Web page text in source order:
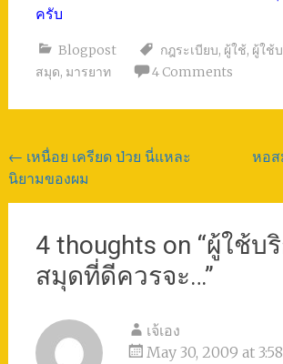
ครับ
Blogpost กฎระเบียบ, ผู้ใช้, ผู้ใช้
สมุด, มารยาท 4 Comments
Post
navigation
← เหนื่อย เครียด ป่วย นี่แหละ
นิยามของผม
หอส
4 thoughts on “ผู้ใช้บ
สมุดที่ดีควรจะ…”
เจ้เอง
May 30, 2009 at